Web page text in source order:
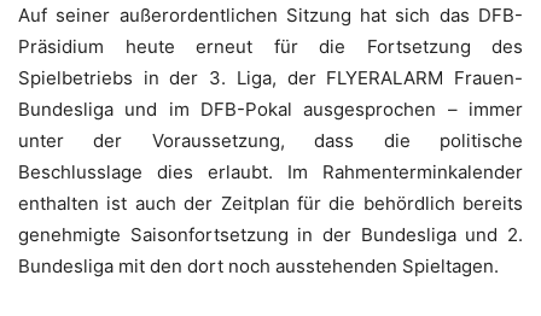
Auf seiner außerordentlichen Sitzung hat sich das DFB-
Präsidium heute erneut für die Fortsetzung des
Spielbetriebs in der 3. Liga, der FLYERALARM Frauen-
Bundesliga und im DFB-Pokal ausgesprochen – immer
unter der Voraussetzung, dass die politische
Beschlusslage dies erlaubt. Im Rahmenterminkalender
enthalten ist auch der Zeitplan für die behördlich bereits
genehmigte Saisonfortsetzung in der Bundesliga und 2.
Bundesliga mit den dort noch ausstehenden Spieltagen.